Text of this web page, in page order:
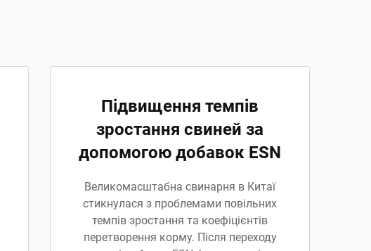
Підвищення темпів
зростання свиней за
допомогою добавок ESN
Великомасштабна свинарня в Китаї
стикнулася з проблемами повільних
темпів зростання та коефіцієнтів
перетворення корму. Після переходу